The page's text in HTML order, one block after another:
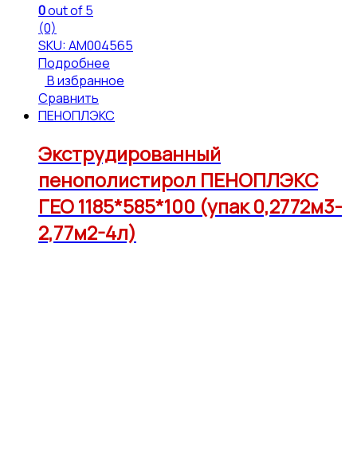
0out of 5
(0)
SKU: АМ004565
Подробнее
В избранное
Сравнить
ПЕНОПЛЭКС
Экструдированный
пенополистирол ПЕНОПЛЭКС
ГЕО 1185*585*100 (упак 0,2772м3-
2,77м2-4л)